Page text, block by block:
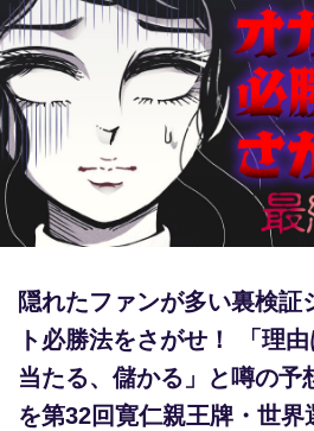
選手ランキング
競輪場ガイド
記者紹介
ご意見をお聞かせください
お問い合わせ
支払い方法、ポイント利用規約
隠れたファンが多い裏検証
ト必勝法をさがせ！ 「理
当たる、儲かる」と噂の予
を第32回寛仁親王牌・世界